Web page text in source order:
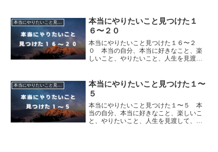
づいた、気づきエピソード20。
本当にやりたいこと見つけた
本当にやりたいこと見つけた１
６〜２０
本当にやりたいこと見つけた１６〜２
０ 本当の自分、本当に好きなこと、楽
しいこと、やりたいこと、人生を見渡し
づいた、気づきエピソード20。
本当にやりたいこと見つけた１〜
５
本当にやりたいこと見つけた１〜５ 本
当の自分、本当に好きなこと、楽しいこ
と、やりたいこと、人生を見渡して、自